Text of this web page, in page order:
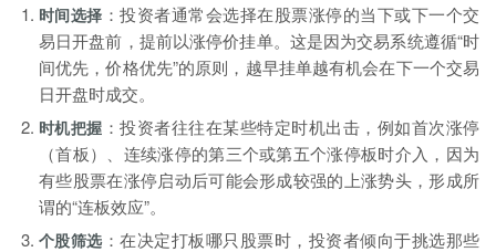
时间选择 ：投资者通常会选择在股票涨停的当下或下一个交
易日开盘前，提前以涨停价挂单。这是因为交易系统遵循“时
间优先，价格优先”的原则，越早挂单越有机会在下一个交易
日开盘时成交。
时机把握 ：投资者往往在某些特定时机出击，例如首次涨停
（首板）、连续涨停的第三个或第五个涨停板时介入，因为
有些股票在涨停启动后可能会形成较强的上涨势头，形成所
谓的“连板效应”。
个股筛选：在决定打板哪只股票时，投资者倾向于挑选那些